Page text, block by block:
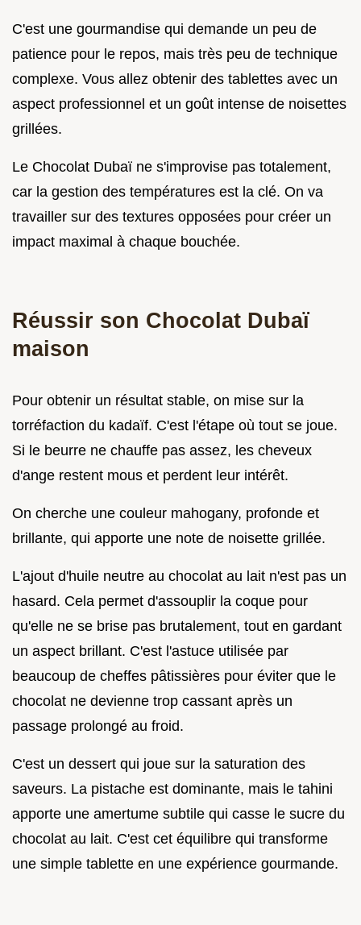
C'est une gourmandise qui demande un peu de
patience pour le repos, mais très peu de technique
complexe. Vous allez obtenir des tablettes avec un
aspect professionnel et un goût intense de noisettes
grillées.
Le Chocolat Dubaï ne s'improvise pas totalement,
car la gestion des températures est la clé. On va
travailler sur des textures opposées pour créer un
impact maximal à chaque bouchée.
Réussir son Chocolat Dubaï
maison
Pour obtenir un résultat stable, on mise sur la
torréfaction du kadaïf. C'est l'étape où tout se joue.
Si le beurre ne chauffe pas assez, les cheveux
d'ange restent mous et perdent leur intérêt.
On cherche une couleur mahogany, profonde et
brillante, qui apporte une note de noisette grillée.
L'ajout d'huile neutre au chocolat au lait n'est pas un
hasard. Cela permet d'assouplir la coque pour
qu'elle ne se brise pas brutalement, tout en gardant
un aspect brillant. C'est l'astuce utilisée par
beaucoup de cheffes pâtissières pour éviter que le
chocolat ne devienne trop cassant après un
passage prolongé au froid.
C'est un dessert qui joue sur la saturation des
saveurs. La pistache est dominante, mais le tahini
apporte une amertume subtile qui casse le sucre du
chocolat au lait. C'est cet équilibre qui transforme
une simple tablette en une expérience gourmande.